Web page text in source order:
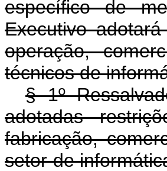
específico de
Executivo
operação,
técnicos de
§ 1º
adotadas
fabricação,
setor de